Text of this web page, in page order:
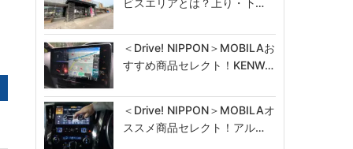
＜Drive! NIPPON＞MOBILAお
すすめ商品セレクト！KENW…
＜Drive! NIPPON＞MOBILAオ
ススメ商品セレクト！アル…